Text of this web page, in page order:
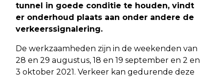
tunnel in goede conditie te houden, vindt
er onderhoud plaats aan onder andere de
verkeerssignalering.
De werkzaamheden zijn in de weekenden van
28 en 29 augustus, 18 en 19 september en 2 en
3 oktober 2021. Verkeer kan gedurende deze